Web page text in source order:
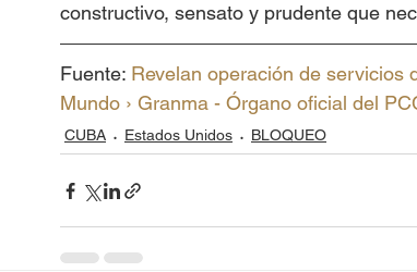
constructivo, sensato y prudente que
Fuente: Revelan operación de servicios
Mundo › Granma - Órgano oficial del
CUBA Estados Unidos BLOQUEO